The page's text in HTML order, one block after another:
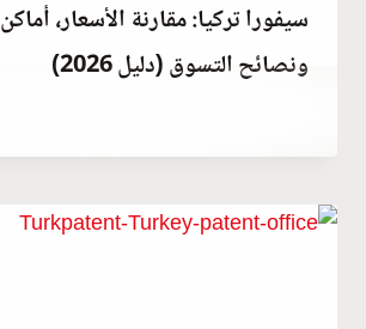
سيفورا تركيا: مقارنة الأسعار،
ونصائح التسوق (دليل 2026)
Abdullah